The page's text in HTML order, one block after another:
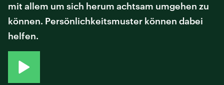
mit allem um sich herum achtsam umgehen zu
können. Persönlichkeitsmuster können dabei
helfen.